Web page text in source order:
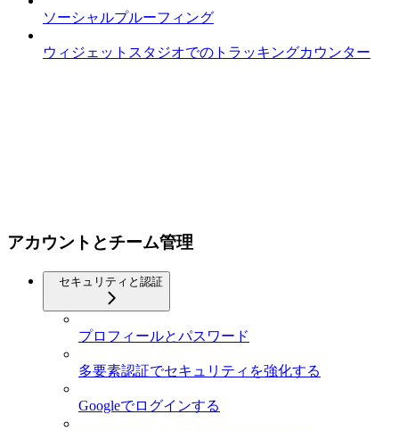
ソーシャルプルーフィング
ウィジェットスタジオでのトラッキングカウンター
アカウントとチーム管理
セキュリティと認証
プロフィールとパスワード
多要素認証でセキュリティを強化する
Googleでログインする